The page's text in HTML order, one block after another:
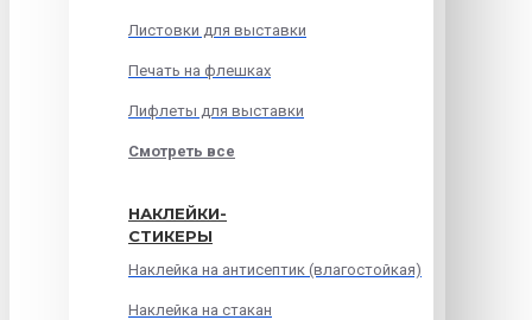
Листовки для выставки
Печать на флешках
Лифлеты для выставки
Смотреть все
НАКЛЕЙКИ-
СТИКЕРЫ
Наклейка на антисептик (влагостойкая)
Наклейка на стакан